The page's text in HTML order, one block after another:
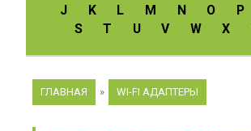
J
K L M N O P
S
T U V W X
ГЛАВНАЯ » WI-FI АДАПТЕРЫ